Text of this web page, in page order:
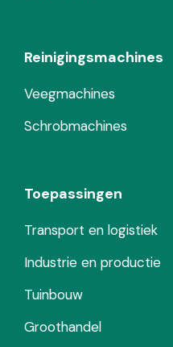
Reinigingsmachines
Veegmachines
Schrobmachines
Toepassingen
Transport en logistiek
Industrie en productie
Tuinbouw
Groothandel